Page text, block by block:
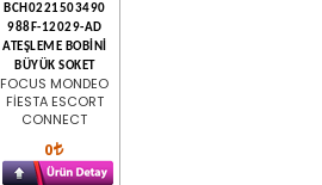
BCH0221503490
988F-12029-AD
ATEŞLEME BOBİNİ
BÜYÜK SOKET
FOCUS MONDEO
FİESTA ESCORT
CONNECT
0